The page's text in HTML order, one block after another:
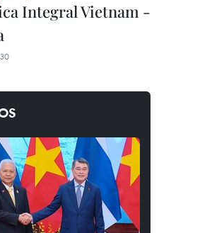
Integral Vietnam -